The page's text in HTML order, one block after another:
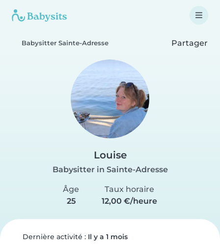
Babysitter Sainte-Adresse Partager
Louise
Babysitter in Sainte-Adresse
Âge
25
Taux horaire
12,00 €/heure
Dernière activité : Il y a 1 mois